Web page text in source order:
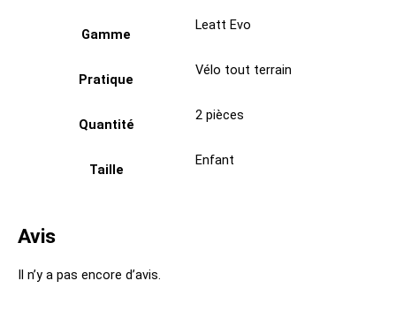
Gamme
Leatt Evo
Pratique
Vélo tout terrain
Quantité
2 pièces
Taille
Enfant
Avis
Il n’y a pas encore d’avis.